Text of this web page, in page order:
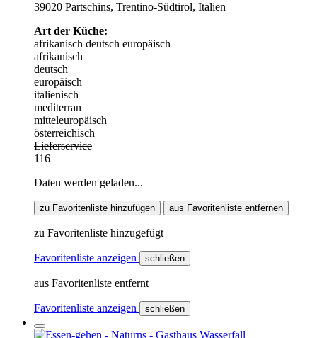
39020 Partschins, Trentino-Südtirol, Italien
Art der Küche:
afrikanisch deutsch europäisch
afrikanisch
deutsch
europäisch
italienisch
mediterran
mitteleuropäisch
österreichisch
Lieferservice
116
Daten werden geladen...
zu Favoritenliste hinzufügen aus Favoritenliste entfernen
zu Favoritenliste hinzugefügt
Favoritenliste anzeigen schließen
aus Favoritenliste entfernt
Favoritenliste anzeigen schließen